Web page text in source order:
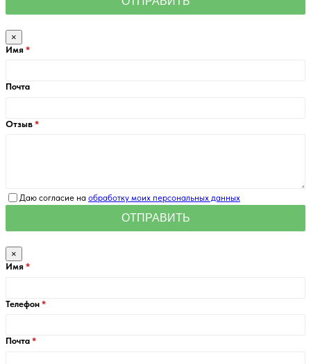
×
Имя
Почта
Отзыв
Даю согласие на обработку моих персональных данных
×
Имя
Телефон
Почта